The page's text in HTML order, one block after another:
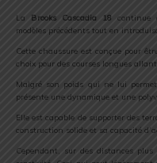
La Brooks Cascadia 18 continue
modèles précédents tout en
Cette chaussure est conçue pour
choix pour des courses longues
Malgré son poids qui ne lui
présente une dynamique et une
Elle est capable de supporter des
construction solide et sa capacité
Cependant, sur des distances